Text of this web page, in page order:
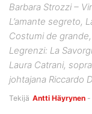
Barbara Strozzi –
L’amante segreto,
Costumi de
Legrenzi: La
Laura Catrani,
johtajana Riccardo
Tekijä Antti Häyrynen -